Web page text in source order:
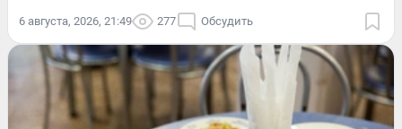
6 августа, 2026, 21:49 277 Обсудить